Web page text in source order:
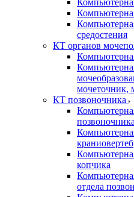
средостения
КТ органов
мочеточник,
КТ позвоночника
позвоночника
копчика
отдела